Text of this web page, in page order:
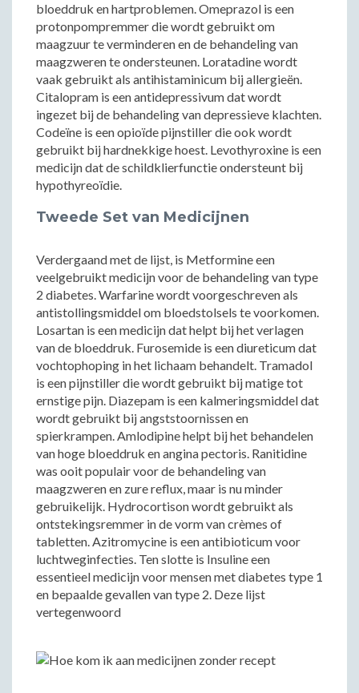
bloeddruk en hartproblemen. Omeprazol is een
protonpompremmer die wordt gebruikt om
maagzuur te verminderen en de behandeling van
maagzweren te ondersteunen. Loratadine wordt
vaak gebruikt als antihistaminicum bij allergieën.
Citalopram is een antidepressivum dat wordt
ingezet bij de behandeling van depressieve klachten.
Codeïne is een opioïde pijnstiller die ook wordt
gebruikt bij hardnekkige hoest. Levothyroxine is een
medicijn dat de schildklierfunctie ondersteunt bij
hypothyreoïdie.
Tweede Set van Medicijnen
Verdergaand met de lijst, is Metformine een
veelgebruikt medicijn voor de behandeling van type
2 diabetes. Warfarine wordt voorgeschreven als
antistollingsmiddel om bloedstolsels te voorkomen.
Losartan is een medicijn dat helpt bij het verlagen
van de bloeddruk. Furosemide is een diureticum dat
vochtophoping in het lichaam behandelt. Tramadol
is een pijnstiller die wordt gebruikt bij matige tot
ernstige pijn. Diazepam is een kalmeringsmiddel dat
wordt gebruikt bij angststoornissen en
spierkrampen. Amlodipine helpt bij het behandelen
van hoge bloeddruk en angina pectoris. Ranitidine
was ooit populair voor de behandeling van
maagzweren en zure reflux, maar is nu minder
gebruikelijk. Hydrocortison wordt gebruikt als
ontstekingsremmer in de vorm van crèmes of
tabletten. Azitromycine is een antibioticum voor
luchtweginfecties. Ten slotte is Insuline een
essentieel medicijn voor mensen met diabetes type 1
en bepaalde gevallen van type 2. Deze lijst
vertegenwoord